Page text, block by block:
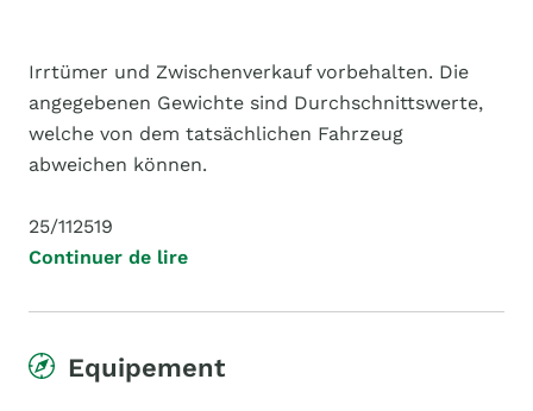
Irrtümer und Zwischenverkauf vorbehalten. Die
angegebenen Gewichte sind Durchschnittswerte,
welche von dem tatsächlichen Fahrzeug
abweichen können.
25/112519
Continuer de lire
Equipement